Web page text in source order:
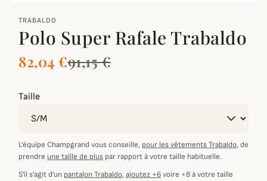
TRABALDO
Polo Super Rafale Trabaldo
82,04 €91,15 €
Taille
L’équipe Champgrand vous conseille, pour les vêtements Trabaldo, de
prendre une taille de plus par rapport à votre taille habituelle.
S'il s'agit d'un pantalon Trabaldo, ajoutez +6voire +8 à votre taille